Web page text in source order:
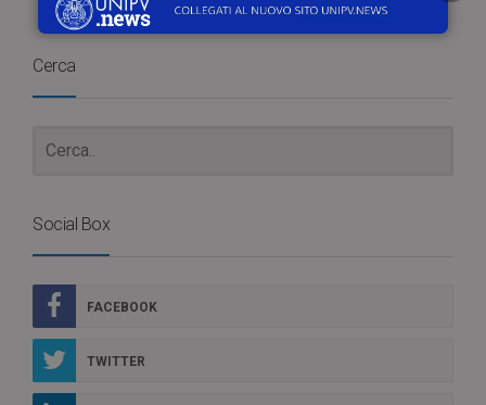
Cerca
Social Box
FACEBOOK
TWITTER